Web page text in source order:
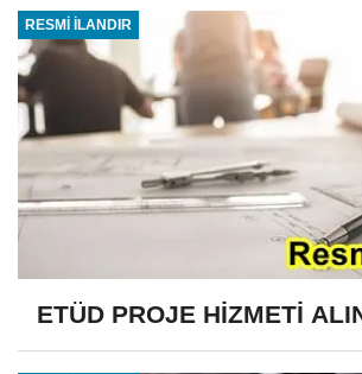
RESMİ İLANDIR
ETÜD PROJE HİZMETİ